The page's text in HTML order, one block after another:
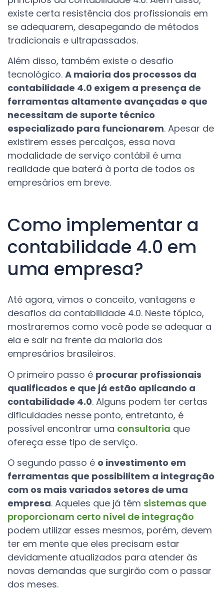
existe certa resistência dos profissionais em
se adequarem, desapegando de métodos
tradicionais e ultrapassados.
Além disso, também existe o desafio
tecnológico. A maioria dos processos da
contabilidade 4.0 exigem a presença de
ferramentas altamente avançadas e que
necessitam de suporte técnico
especializado para funcionarem. Apesar de
existirem esses percalços, essa nova
modalidade de serviço contábil é uma
realidade que baterá à porta de todos os
empresários em breve.
Como implementar a
contabilidade 4.0 em
uma empresa?
Até agora, vimos o conceito, vantagens e
desafios da contabilidade 4.0. Neste tópico,
mostraremos como você pode se adequar a
ela e sair na frente da maioria dos
empresários brasileiros.
O primeiro passo é procurar profissionais
qualificados e que já estão aplicando a
contabilidade 4.0. Alguns podem ter certas
dificuldades nesse ponto, entretanto, é
possível encontrar uma consultoria que
ofereça esse tipo de serviço.
O segundo passo é o investimento em
ferramentas que possibilitem a integração
com os mais variados setores de uma
empresa. Aqueles que já têm sistemas que
proporcionam certo nível de integração
podem utilizar esses mesmos, porém, devem
ter em mente que eles precisam estar
devidamente atualizados para atender às
novas demandas que surgirão com o passar
dos meses.